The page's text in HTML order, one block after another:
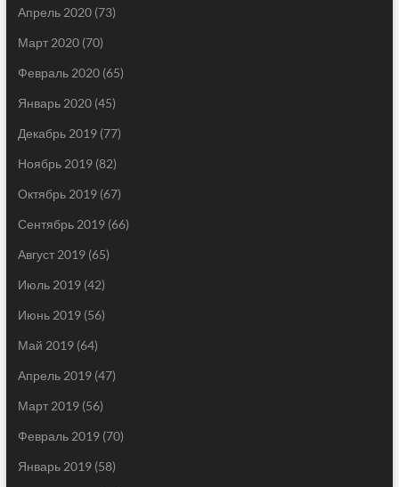
Апрель 2020(73)
Март 2020(70)
Февраль 2020(65)
Январь 2020(45)
Декабрь 2019(77)
Ноябрь 2019(82)
Октябрь 2019(67)
Сентябрь 2019(66)
Август 2019(65)
Июль 2019(42)
Июнь 2019(56)
Май 2019(64)
Апрель 2019(47)
Март 2019(56)
Февраль 2019(70)
Январь 2019(58)